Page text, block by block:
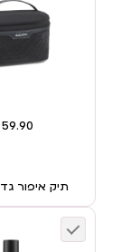
תיק איפור